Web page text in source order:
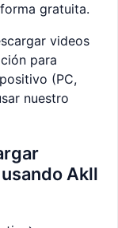
gratuita.
videos
para
(PC,
nuestro
Akll